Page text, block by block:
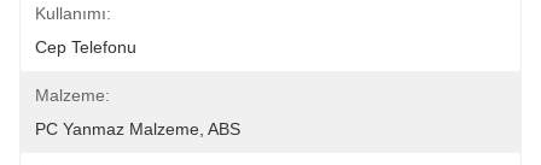
Kullanımı:
Cep Telefonu
Malzeme:
PC Yanmaz Malzeme, ABS